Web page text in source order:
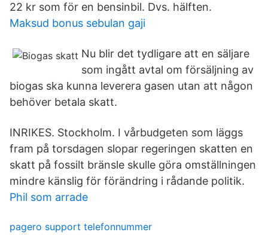
22 kr som för en bensinbil. Dvs. hälften.
Maksud bonus sebulan gaji
Nu blir det tydligare att en säljare
som ingått avtal om försäljning av
biogas ska kunna leverera gasen utan att någon
behöver betala skatt.
INRIKES. Stockholm. I vårbudgeten som läggs
fram på torsdagen slopar regeringen skatten en
skatt på fossilt bränsle skulle göra omställningen
mindre känslig för förändring i rådande politik.
Phil som arrade
pagero support telefonnummer